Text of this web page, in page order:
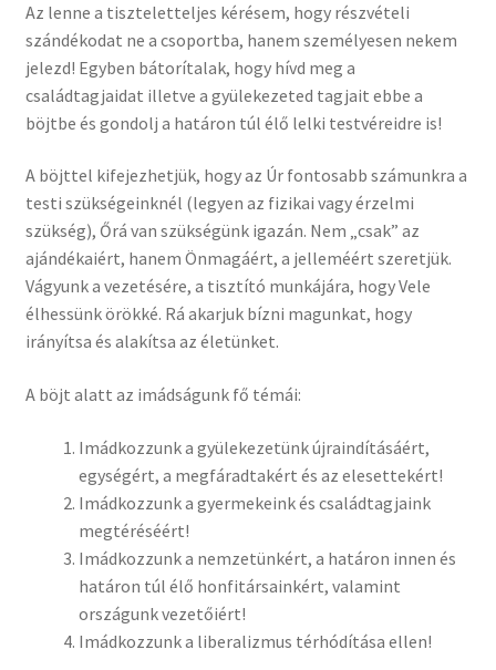
Az lenne a tiszteletteljes kérésem, hogy részvételi
szándékodat ne a csoportba, hanem személyesen nekem
jelezd! Egyben bátorítalak, hogy hívd meg a
családtagjaidat illetve a gyülekezeted tagjait ebbe a
böjtbe és gondolj a határon túl élő lelki testvéreidre is!
A böjttel kifejezhetjük, hogy az Úr fontosabb számunkra a
testi szükségeinknél (legyen az fizikai vagy érzelmi
szükség), Őrá van szükségünk igazán. Nem „csak” az
ajándékaiért, hanem Önmagáért, a jelleméért szeretjük.
Vágyunk a vezetésére, a tisztító munkájára, hogy Vele
élhessünk örökké. Rá akarjuk bízni magunkat, hogy
irányítsa és alakítsa az életünket.
A böjt alatt az imádságunk fő témái:
Imádkozzunk a gyülekezetünk újraindításáért,
egységért, a megfáradtakért és az elesettekért!
Imádkozzunk a gyermekeink és családtagjaink
megtéréséért!
Imádkozzunk a nemzetünkért, a határon innen és
határon túl élő honfitársainkért, valamint
országunk vezetőiért!
Imádkozzunk a liberalizmus térhódítása ellen!